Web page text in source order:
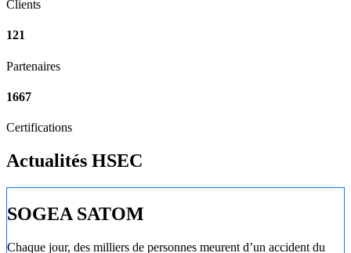
Clients
121
Partenaires
1667
Certifications
Actualités HSEC
SOGEA SATOM
Chaque jour, des milliers de personnes meurent d’un accident du